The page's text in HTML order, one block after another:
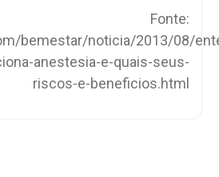
Fonte:
bemestar/noticia/2013/08/
anestesia-e-quais-seus-
riscos-e-beneficios.html